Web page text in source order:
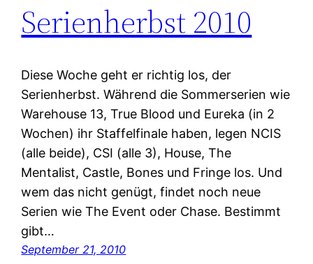
Serienherbst 2010
Diese Woche geht er richtig los, der
Serienherbst. Während die Sommerserien wie
Warehouse 13, True Blood und Eureka (in 2
Wochen) ihr Staffelfinale haben, legen NCIS
(alle beide), CSI (alle 3), House, The
Mentalist, Castle, Bones und Fringe los. Und
wem das nicht genügt, findet noch neue
Serien wie The Event oder Chase. Bestimmt
gibt…
September 21, 2010